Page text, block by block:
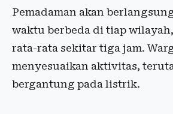
Pemadaman akan
waktu berbeda di tiap
rata-rata sekitar tiga jam.
menyesuaikan aktivitas,
bergantung pada listrik.